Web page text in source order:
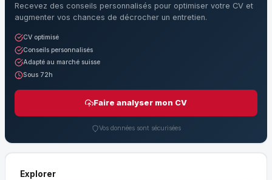
Recevez des conseils personnalisés pour optimiser votre CV et
augmenter vos chances de décrocher un entretien.
CV optimisé
Conseils personnalisés
Adapté au marché suisse
Sous 72h
Faire analyser mon CV
Vos données sont sécurisées
Explorer